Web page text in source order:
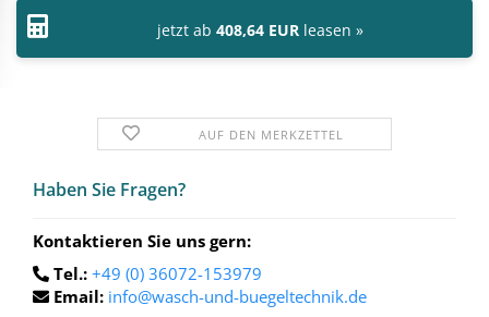
jetzt ab 408,64 EUR leasen »
AUF DEN MERKZETTEL
Haben Sie Fra­gen?
Kontaktieren Sie uns gern:
Tel.: +49 (0) 36072-153979
Email: info@wasch-und-buegeltechnik.de